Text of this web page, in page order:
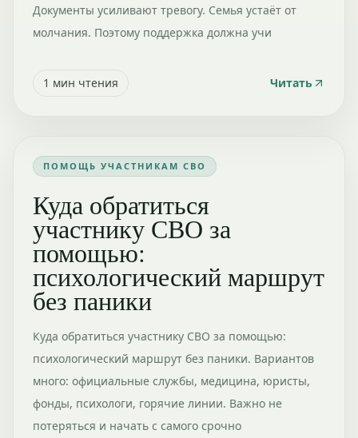
Документы усиливают тревогу. Семья устаёт от
молчания. Поэтому поддержка должна учи
1 мин чтения Читать
ПОМОЩЬ УЧАСТНИКАМ СВО
Куда обратиться
участнику СВО за
помощью:
психологический маршрут
без паники
Куда обратиться участнику СВО за помощью:
психологический маршрут без паники. Вариантов
много: официальные службы, медицина, юристы,
фонды, психологи, горячие линии. Важно не
потеряться и начать с самого срочно